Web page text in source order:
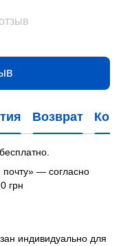
Возврат
почту» — согласно
грн
индивидуально для